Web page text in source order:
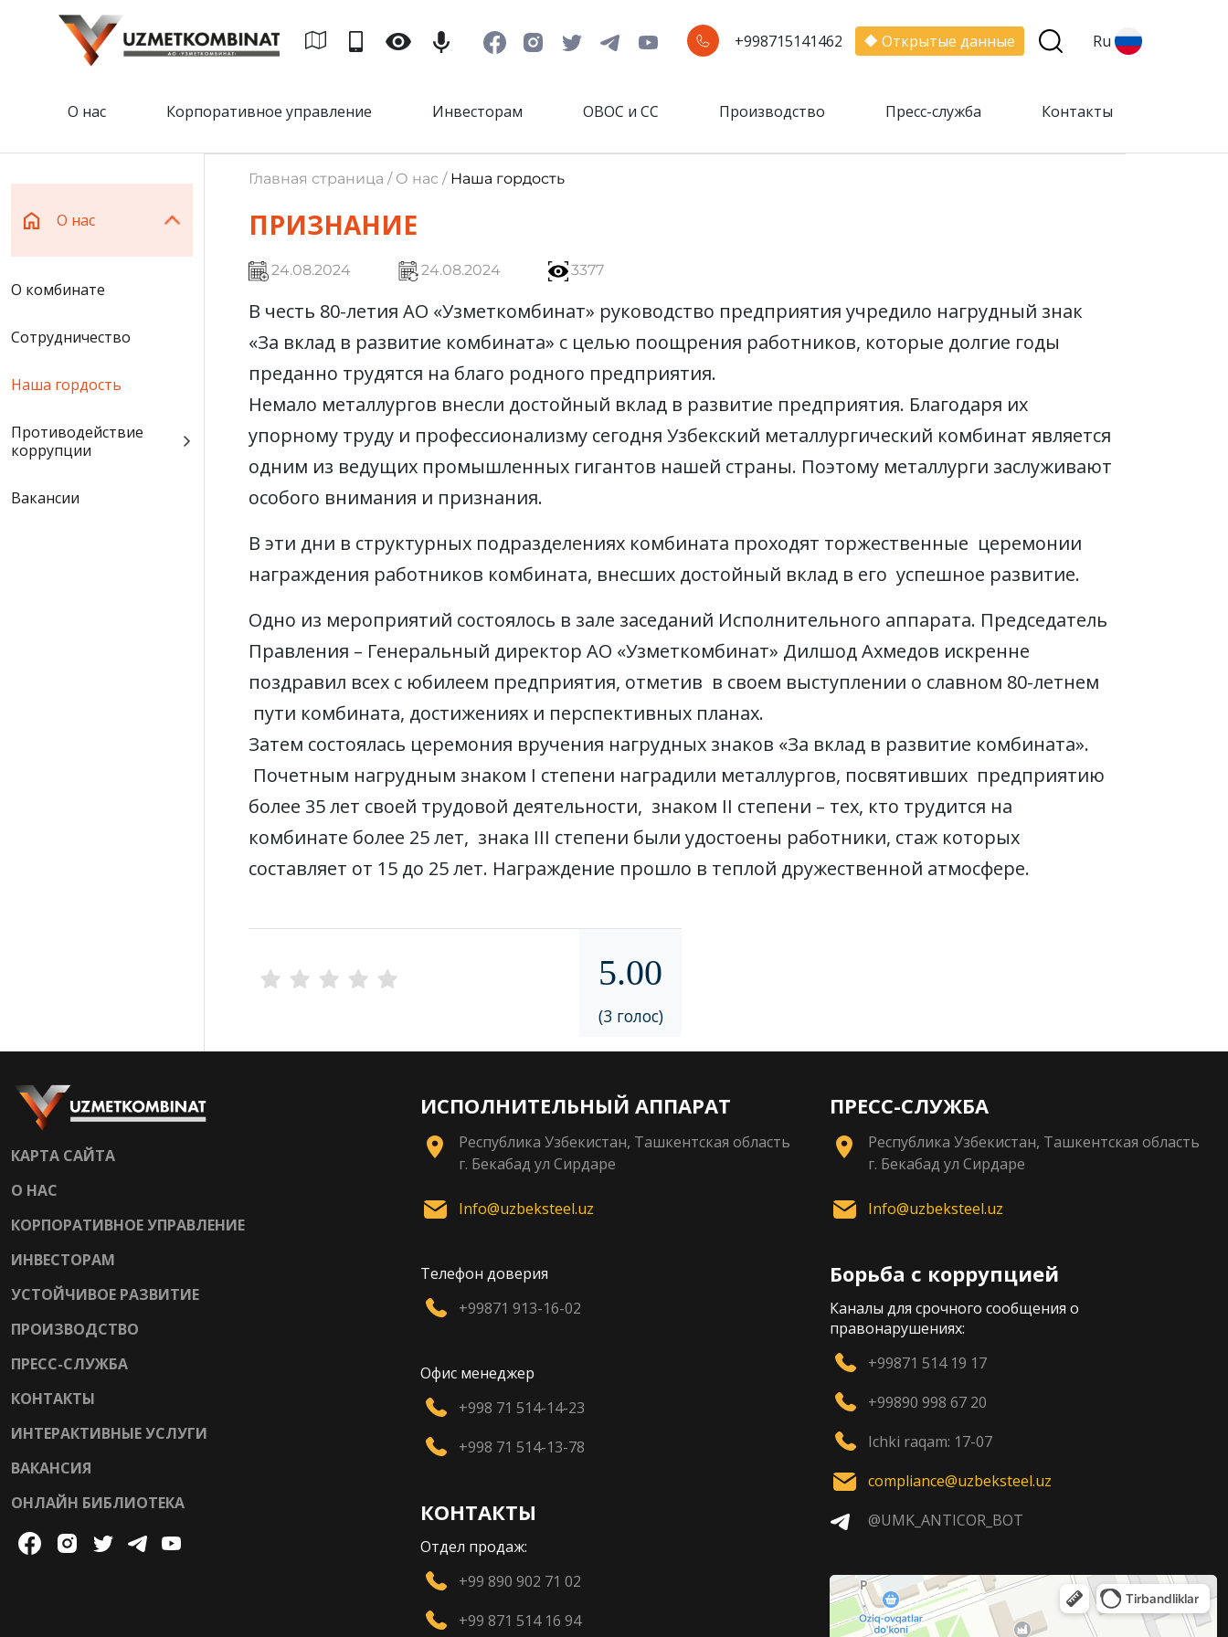
+998715141462 Открытые данные Ru
О нас Корпоративное управление Инвесторам ОВОС и СС Производство Пресс-служба Контакты
О нас
О комбинате
Сотрудничество
Наша гордость
Противодействие
коррупции
Вакансии
Главная страница / О нас / Наша гордость
ПРИЗНАНИЕ
24.08.2024 24.08.2024 3377
В честь 80-летия АО «Узметкомбинат» руководство предприятия учредило нагрудный знак
«За вклад в развитие комбината» с целью поощрения работников, которые долгие годы
преданно трудятся на благо родного предприятия.
Немало металлургов внесли достойный вклад в развитие предприятия. Благодаря их
упорному труду и профессионализму сегодня Узбекский металлургический комбинат является
одним из ведущих промышленных гигантов нашей страны. Поэтому металлурги заслуживают
особого внимания и признания.
В эти дни в структурных подразделениях комбината проходят торжественные церемонии
награждения работников комбината, внесших достойный вклад в его успешное развитие.
Одно из мероприятий состоялось в зале заседаний Исполнительного аппарата. Председатель
Правления – Генеральный директор АО «Узметкомбинат» Дилшод Ахмедов искренне
поздравил всех с юбилеем предприятия, отметив в своем выступлении о славном 80-летнем
пути комбината, достижениях и перспективных планах.
Затем состоялась церемония вручения нагрудных знаков «За вклад в развитие комбината».
Почетным нагрудным знаком I степени наградили металлургов, посвятивших предприятию
более 35 лет своей трудовой деятельности, знаком II степени – тех, кто трудится на
комбинате более 25 лет, знака III степени были удостоены работники, стаж которых
составляет от 15 до 25 лет. Награждение прошло в теплой дружественной атмосфере.
5.00
(3 голос)
КАРТА САЙТА
О НАС
КОРПОРАТИВНОЕ УПРАВЛЕНИЕ
ИНВЕСТОРАМ
УСТОЙЧИВОЕ РАЗВИТИЕ
ПРОИЗВОДСТВО
ПРЕСС-СЛУЖБА
КОНТАКТЫ
ИНТЕРАКТИВНЫЕ УСЛУГИ
ВАКАНСИЯ
ОНЛАЙН БИБЛИОТЕКА
ИСПОЛНИТЕЛЬНЫЙ АППАРАТ
Республика Узбекистан, Ташкентская область
г. Бекабад ул Сирдаре
Info@uzbeksteel.uz
Телефон доверия
+99871 913-16-02
Офис менеджер
+998 71 514-14-23
+998 71 514-13-78
КОНТАКТЫ
Отдел продаж:
+99 890 902 71 02
+99 871 514 16 94
ПРЕСС-СЛУЖБА
Республика Узбекистан, Ташкентская область
г. Бекабад ул Сирдаре
Info@uzbeksteel.uz
Борьба с коррупцией
Каналы для срочного сообщения о
правонарушениях:
+99871 514 19 17
+99890 998 67 20
Ichki raqam: 17-07
compliance@uzbeksteel.uz
@UMK_ANTICOR_BOT